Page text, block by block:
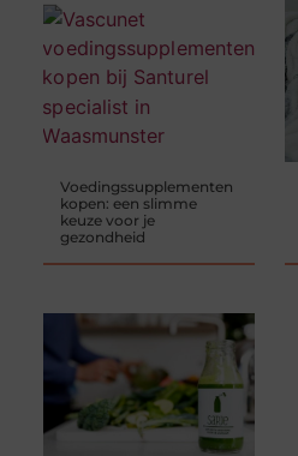
Voedingssupplementen
kopen: een slimme
keuze voor je
gezondheid